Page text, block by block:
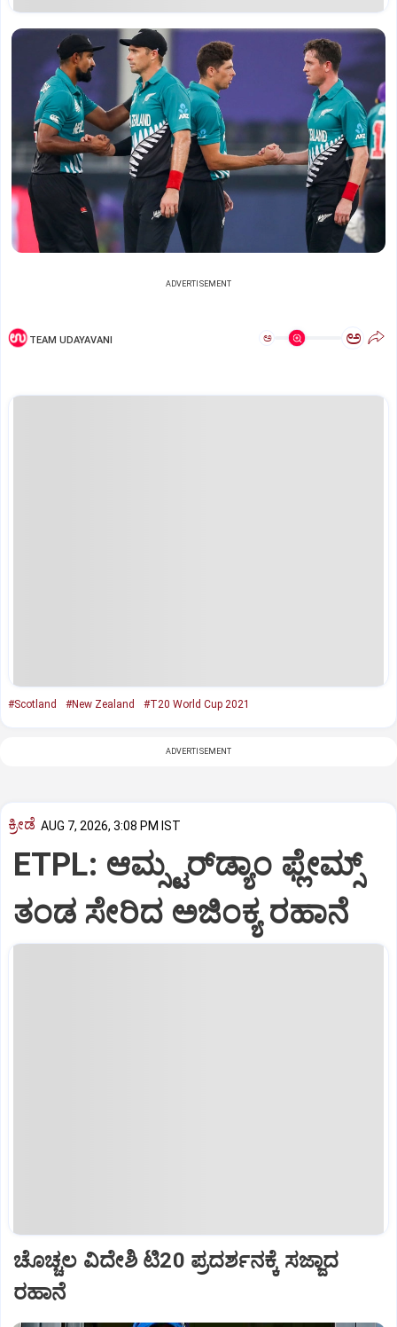
ADVERTISEMENT
TEAM UDAYAVANI ಅ ಅ
#Scotland #New Zealand #T20 World Cup 2021
ADVERTISEMENT
ಕ್ರೀಡೆ AUG 7, 2026, 3:08 PM IST
ETPL: ಆಮ್ಸ್ಟರ್‌ಡ್ಯಾಂ ಫ್ಲೇಮ್ಸ್‌
ತಂಡ ಸೇರಿದ ಅಜಿಂಕ್ಯ ರಹಾನೆ
ಚೊಚ್ಚಲ ವಿದೇಶಿ ಟಿ20 ಪ್ರದರ್ಶನಕ್ಕೆ ಸಜ್ಜಾದ
ರಹಾನೆ